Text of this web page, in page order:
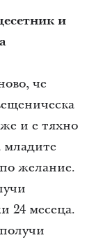
и
че
и е тяхно
младите
желание.
24 месеца.